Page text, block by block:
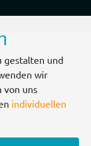
gestalten und
wir
von uns
individuellen